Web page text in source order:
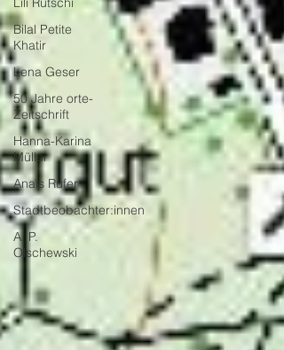
Bilal Petite
Khatir
Lena Geser
50 Jahre orte-
Zeitschrift
Hanna-Karina
Müller
Anaïs Rufer
Stadtbeobachter:innen
A. P.
Olschewski